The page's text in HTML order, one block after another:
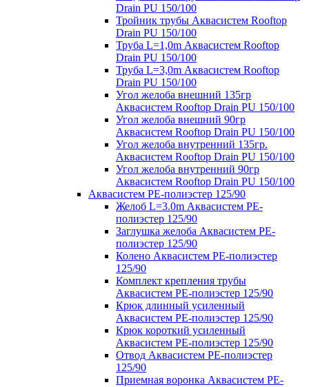
Drain PU 150/100
Тройник трубы Аквасистем Rooftop
Drain PU 150/100
Труба L=1,0m Аквасистем Rooftop
Drain PU 150/100
Труба L=3,0m Аквасистем Rooftop
Drain PU 150/100
Угол желоба внешний 135гр
Аквасистем Rooftop Drain PU 150/100
Угол желоба внешний 90гр
Аквасистем Rooftop Drain PU 150/100
Угол желоба внутренний 135гр.
Аквасистем Rooftop Drain PU 150/100
Угол желоба внутренний 90гр
Аквасистем Rooftop Drain PU 150/100
Аквасистем PE-полиэстер 125/90
Желоб L=3.0m Аквасистем PE-
полиэстер 125/90
Заглушка желоба Аквасистем PE-
полиэстер 125/90
Колено Аквасистем PE-полиэстер
125/90
Комплект крепления трубы
Аквасистем PE-полиэстер 125/90
Крюк длинный усиленный
Аквасистем PE-полиэстер 125/90
Крюк короткий усиленный
Аквасистем PE-полиэстер 125/90
Отвод Аквасистем РЕ-полиэстер
125/90
Приемная воронка Аквасистем PE-